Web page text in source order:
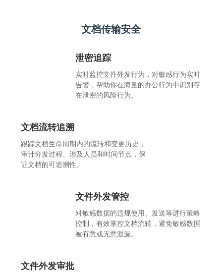
文档传输安全
泄密追踪
实时监控文件外发行为，对敏感行为实时
告警，帮助你在海量的办公行为中识别存
在泄密的风险行为。
文档流转追溯
跟踪文档生命周期内的流转和变更历史，
审计分发过程、涉及人员和时间节点，保
证文档的可追溯性。
文件外发管控
对敏感数据的违规使用、发送等进行策略
控制，有效掌控文档流转，避免敏感数据
被有意或无意泄漏。
文件外发审批